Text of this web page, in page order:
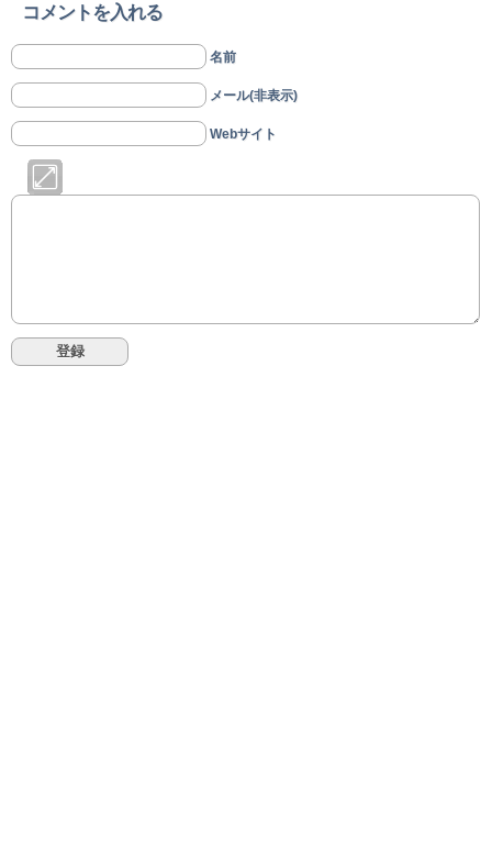
コメントを入れる
名前
メール(非表示)
Webサイト